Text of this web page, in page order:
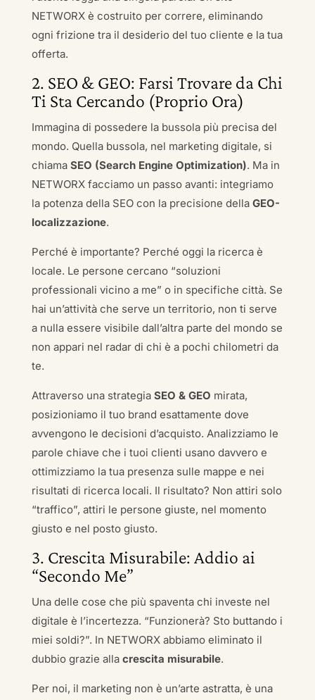
NETWORX è costruito per correre, eliminando
ogni frizione tra il desiderio del tuo cliente e la tua
offerta.
2. SEO & GEO: Farsi Trovare da Chi
Ti Sta Cercando (Proprio Ora)
Immagina di possedere la bussola più precisa del
mondo. Quella bussola, nel marketing digitale, si
chiama SEO (Search Engine Optimization). Ma in
NETWORX facciamo un passo avanti: integriamo
la potenza della SEO con la precisione della GEO-
localizzazione.
Perché è importante? Perché oggi la ricerca è
locale. Le persone cercano “soluzioni
professionali vicino a me” o in specifiche città. Se
hai un’attività che serve un territorio, non ti serve
a nulla essere visibile dall’altra parte del mondo se
non appari nel radar di chi è a pochi chilometri da
te.
Attraverso una strategia SEO & GEO mirata,
posizioniamo il tuo brand esattamente dove
avvengono le decisioni d’acquisto. Analizziamo le
parole chiave che i tuoi clienti usano davvero e
ottimizziamo la tua presenza sulle mappe e nei
risultati di ricerca locali. Il risultato? Non attiri solo
“traffico”, attiri le persone giuste, nel momento
giusto e nel posto giusto.
3. Crescita Misurabile: Addio ai
“Secondo Me”
Una delle cose che più spaventa chi investe nel
digitale è l’incertezza. “Funzionerà? Sto buttando i
miei soldi?”. In NETWORX abbiamo eliminato il
dubbio grazie alla crescita misurabile.
Per noi, il marketing non è un’arte astratta, è una